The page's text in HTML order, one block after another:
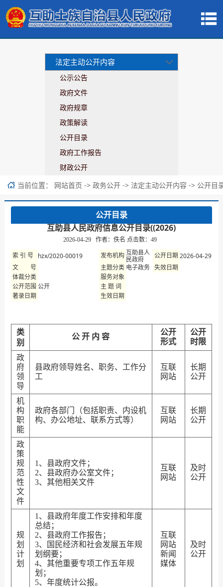
法定主动公开内容
公示公告
政府文件
政府规章
政策解读
公开目录
政府工作报告
财政公开
当前位置： 网站首页 -> 政务公开 -> 法定主动公开内容 -> 公开目
公开目录
互助县人民政府信息公开目录((2026)
2026-04-29 作者：佚名 点击数： 49
索 引 号 hzx/2020-00019 发布机构 互助县人
民政府
公开日期 2026-04-29
文 号 主题分类 电子政务
失效日期
体裁分类
服务对象
公开范围 公开
主 题 词
著录日期
生效日期
类
别
公 开 内 容
公开
形式
公开
时限
政
府
领
导
县政府领导姓名、职务、工作分
工
互联
网站
长期
公开
机
构
职
能
政府各部门（包括职责、内设机
构、办公地址、联系方式等）
互联
网站
长期
公开
政
策
规
范
性
文
件
1、县政府文件；
2、县政府办公室文件；
3、其他相关文件
互联
网站
及时
公开
规
划
计
划
1、县政府年度工作安排和年度
总结；
2、县政府工作报告；
3、国民经济和社会发展五年规
划纲要；
4、其他重要专项工作五年规
划；
5、年度统计公报。
互联
网站
新闻
媒体
及时
公开